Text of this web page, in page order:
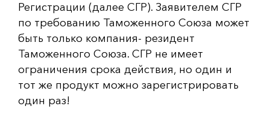
Регистрации (далее СГР). Заявителем СГР
по требованию Таможенного Союза может
быть только компания- резидент
Таможенного Союза. СГР не имеет
ограничения срока действия, но один и
тот же продукт можно зарегистрировать
один раз!